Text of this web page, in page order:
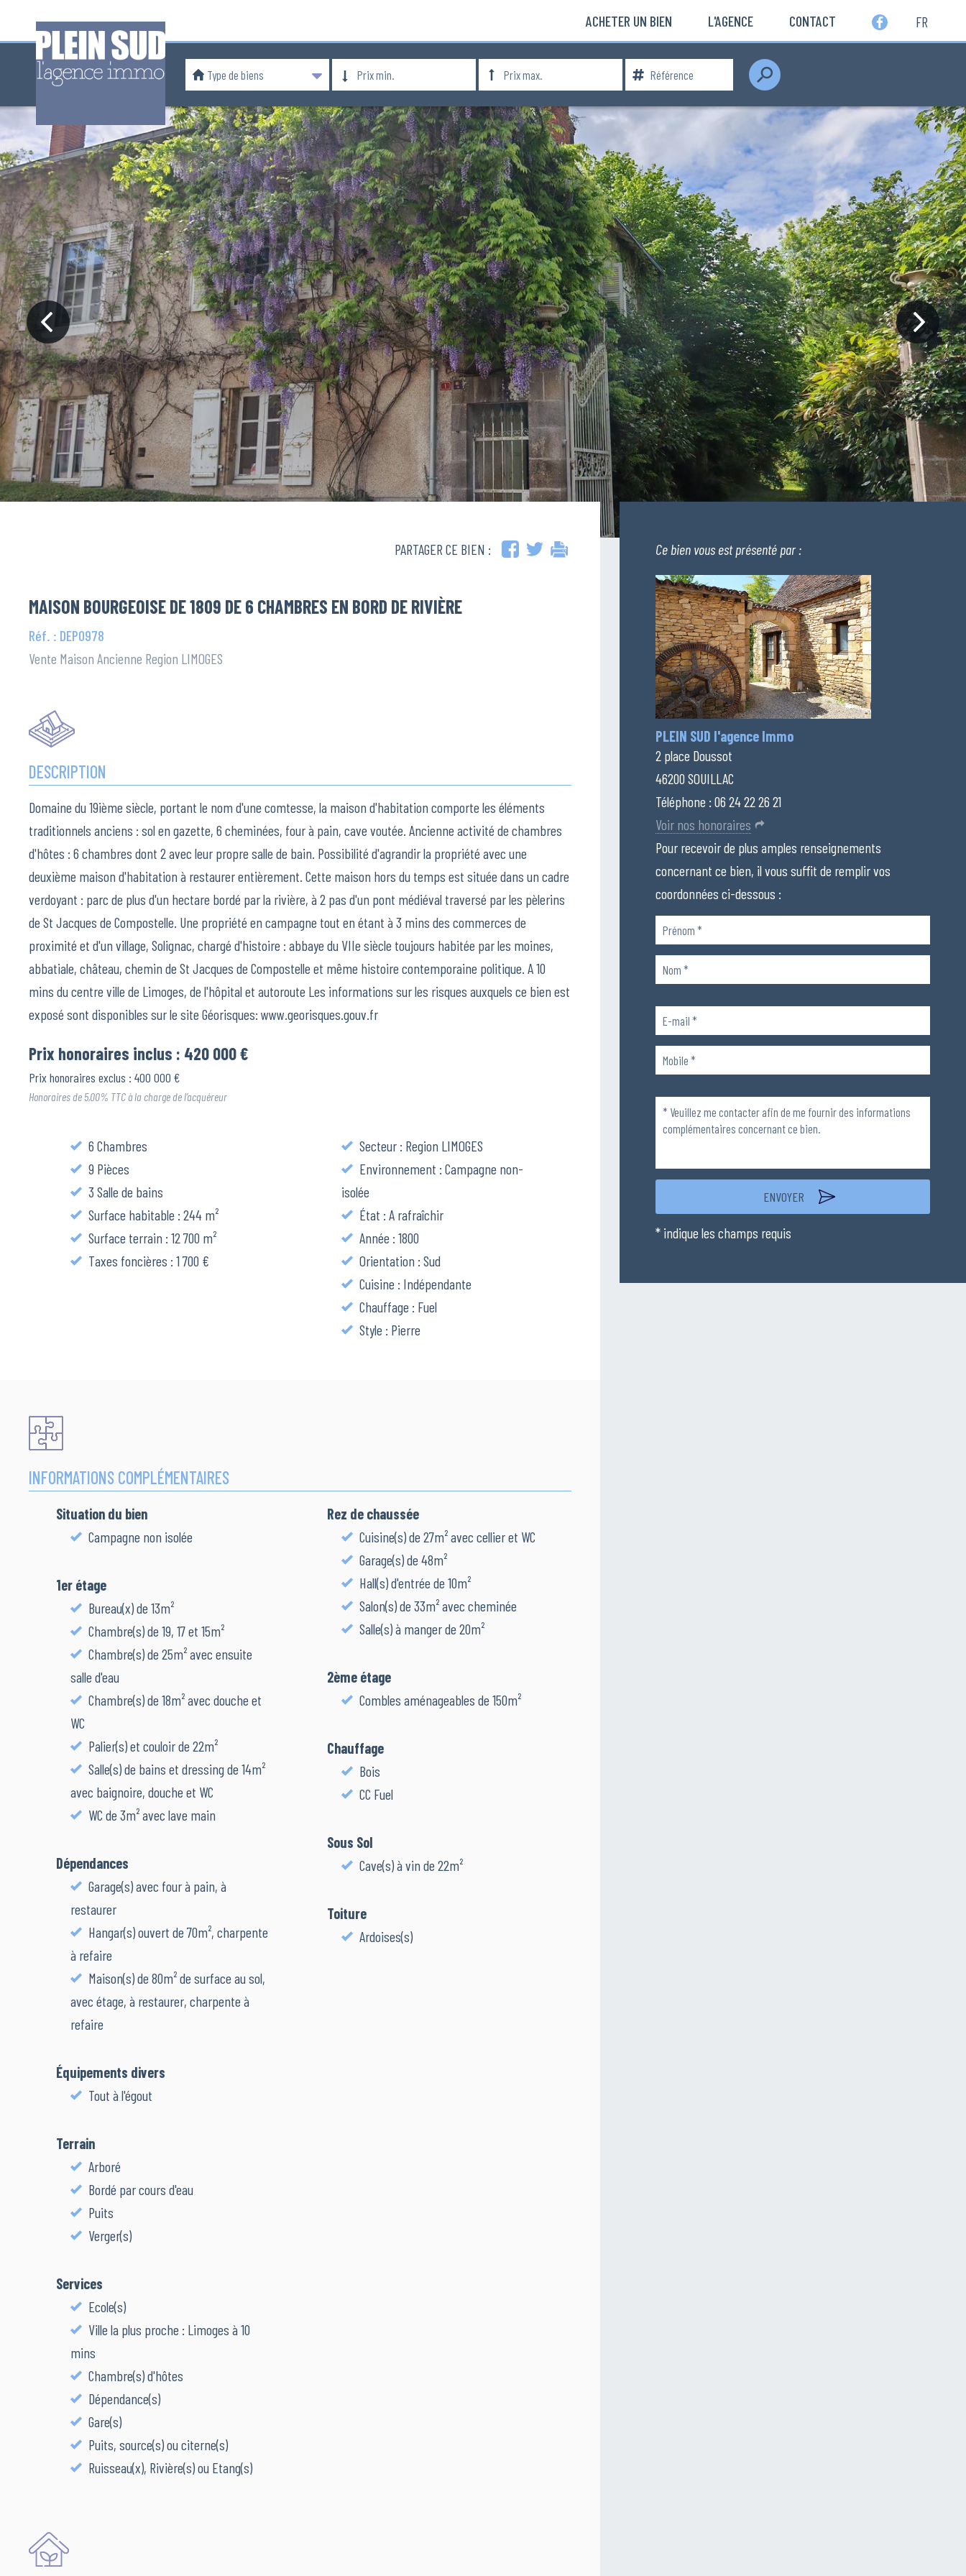
ACHETER UN BIEN L'AGENCE CONTACT FR
Rechercher
PARTAGER CE BIEN :
MAISON BOURGEOISE DE 1809 DE 6 CHAMBRES EN BORD DE RIVIÈRE
Réf. : DEP0978
Vente Maison Ancienne Region LIMOGES
DESCRIPTION
Domaine du 19ième siècle, portant le nom d'une comtesse, la maison d'habitation comporte les éléments
traditionnels anciens : sol en gazette, 6 cheminées, four à pain, cave voutée. Ancienne activité de chambres
d'hôtes : 6 chambres dont 2 avec leur propre salle de bain. Possibilité d'agrandir la propriété avec une
deuxième maison d'habitation à restaurer entièrement. Cette maison hors du temps est située dans un cadre
verdoyant : parc de plus d'un hectare bordé par la rivière, à 2 pas d'un pont médiéval traversé par les pèlerins
de St Jacques de Compostelle. Une propriété en campagne tout en étant à 3 mins des commerces de
proximité et d'un village, Solignac, chargé d'histoire : abbaye du VIIe siècle toujours habitée par les moines,
abbatiale, château, chemin de St Jacques de Compostelle et même histoire contemporaine politique. A 10
mins du centre ville de Limoges, de l'hôpital et autoroute Les informations sur les risques auxquels ce bien est
exposé sont disponibles sur le site Géorisques: www.georisques.gouv.fr
Prix honoraires inclus : 420 000 €
Prix honoraires exclus : 400 000 €
Honoraires de 5,00% TTC à la charge de l’acquéreur
6 Chambres
9 Pièces
3 Salle de bains
Surface habitable : 244 m²
Surface terrain : 12 700 m²
Taxes foncières : 1 700 €
Secteur : Region LIMOGES
Environnement : Campagne non-
isolée
État : A rafraîchir
Année : 1800
Orientation : Sud
Cuisine : Indépendante
Chauffage : Fuel
Style : Pierre
INFORMATIONS COMPLÉMENTAIRES
Situation du bien
Campagne non isolée
1er étage
Bureau(x) de 13m²
Chambre(s) de 19, 17 et 15m²
Chambre(s) de 25m² avec ensuite
salle d'eau
Chambre(s) de 18m² avec douche et
WC
Palier(s) et couloir de 22m²
Salle(s) de bains et dressing de 14m²
avec baignoire, douche et WC
WC de 3m² avec lave main
Dépendances
Garage(s) avec four à pain, à
restaurer
Hangar(s) ouvert de 70m², charpente
à refaire
Maison(s) de 80m² de surface au sol,
avec étage, à restaurer, charpente à
refaire
Équipements divers
Tout à l'égout
Terrain
Arboré
Bordé par cours d'eau
Puits
Verger(s)
Services
Ecole(s)
Ville la plus proche : Limoges à 10
mins
Chambre(s) d'hôtes
Dépendance(s)
Gare(s)
Puits, source(s) ou citerne(s)
Ruisseau(x), Rivière(s) ou Etang(s)
Rez de chaussée
Cuisine(s) de 27m² avec cellier et WC
Garage(s) de 48m²
Hall(s) d'entrée de 10m²
Salon(s) de 33m² avec cheminée
Salle(s) à manger de 20m²
2ème étage
Combles aménageables de 150m²
Chauffage
Bois
CC Fuel
Sous Sol
Cave(s) à vin de 22m²
Toiture
Ardoises(s)
Ce bien vous est présenté par :
PLEIN SUD l'agence Immo
2 place Doussot
46200 SOUILLAC
Téléphone : 06 24 22 26 21
Voir nos honoraires
Pour recevoir de plus amples renseignements
concernant ce bien, il vous suffit de remplir vos
coordonnées ci-dessous :
Veuillez
laisser
ce
champ
vide.
Veuillez
laisser
champ
* indique les champs requis